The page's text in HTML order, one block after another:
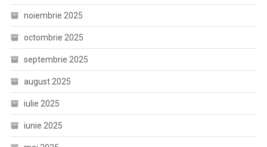
noiembrie 2025
octombrie 2025
septembrie 2025
august 2025
iulie 2025
iunie 2025